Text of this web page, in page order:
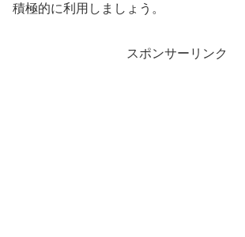
積極的に利用しましょう。
スポンサーリンク